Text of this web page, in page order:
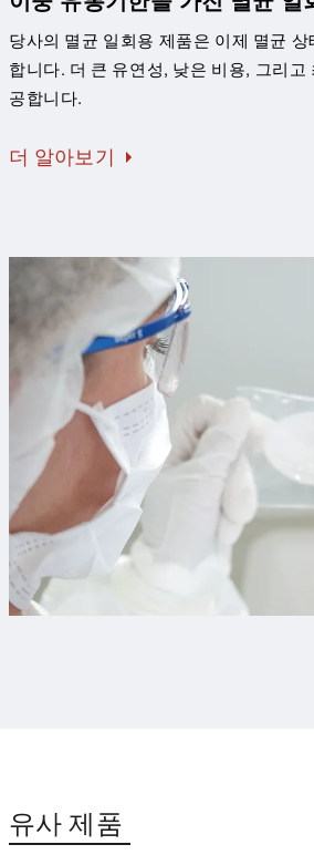
당사의 멸균 일회용 제품은 이제 멸균 상
합니다. 더 큰 유연성, 낮은 비용, 그리고
공합니다.
더 알아보기
유사 제품